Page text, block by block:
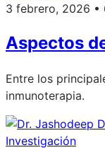
3 febrero, 2026 •
Aspectos
Entre los
inmunoterapia.
Investigación